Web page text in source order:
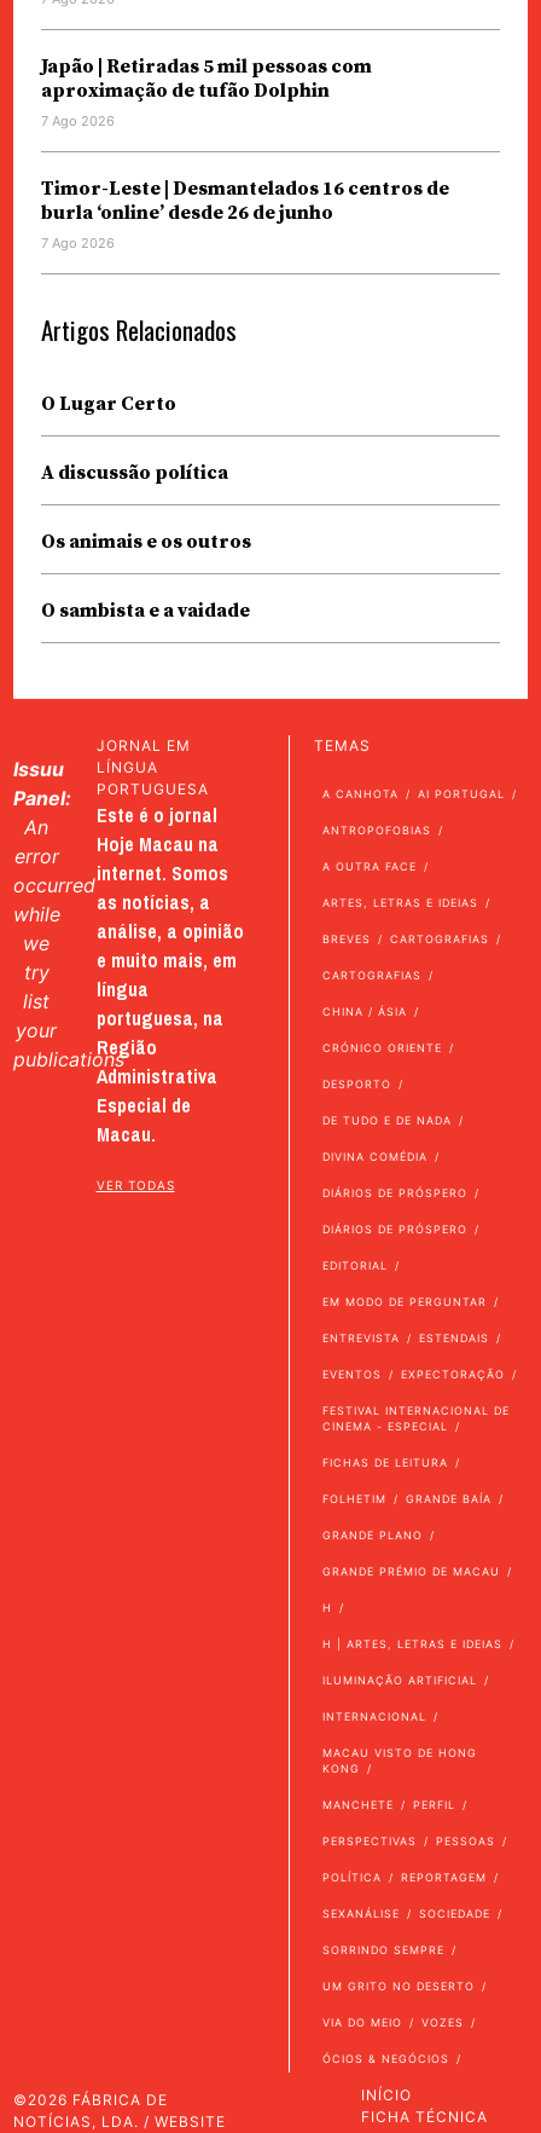
Japão | Retiradas 5 mil pessoas com
aproximação de tufão Dolphin
7 Ago 2026
Timor-Leste | Desmantelados 16 centros de
burla ‘online’ desde 26 de junho
7 Ago 2026
Artigos Relacionados
O Lugar Certo
A discussão política
Os animais e os outros
O sambista e a vaidade
Issuu
Panel:
An
error
occurred
while
we
try
list
your
publications
JORNAL EM
LÍNGUA
PORTUGUESA
Este é o jornal
Hoje Macau na
internet. Somos
as notícias, a
análise, a opinião
e muito mais, em
língua
portuguesa, na
Região
Administrativa
Especial de
Macau.
VER TODAS
TEMAS
A CANHOTA AI PORTUGAL
ANTROPOFOBIAS
A OUTRA FACE
ARTES, LETRAS E IDEIAS
BREVES CARTOGRAFIAS
CARTOGRAFIAS
CHINA / ÁSIA
CRÓNICO ORIENTE
DESPORTO
DE TUDO E DE NADA
DIVINA COMÉDIA
DIÁRIOS DE PRÓSPERO
DIÁRIOS DE PRÓSPERO
EDITORIAL
EM MODO DE PERGUNTAR
ENTREVISTA ESTENDAIS
EVENTOS EXPECTORAÇÃO
FESTIVAL INTERNACIONAL DE
CINEMA - ESPECIAL
FICHAS DE LEITURA
FOLHETIM GRANDE BAÍA
GRANDE PLANO
GRANDE PRÉMIO DE MACAU
H
H | ARTES, LETRAS E IDEIAS
ILUMINAÇÃO ARTIFICIAL
INTERNACIONAL
MACAU VISTO DE HONG
KONG
MANCHETE PERFIL
PERSPECTIVAS PESSOAS
POLÍTICA REPORTAGEM
SEXANÁLISE SOCIEDADE
SORRINDO SEMPRE
UM GRITO NO DESERTO
VIA DO MEIO VOZES
ÓCIOS & NEGÓCIOS
©2026 FÁBRICA DE
NOTÍCIAS, LDA. / WEBSITE
INÍCIO
FICHA TÉCNICA